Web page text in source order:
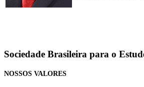
Sociedade Brasileira para o
NOSSOS VALORES